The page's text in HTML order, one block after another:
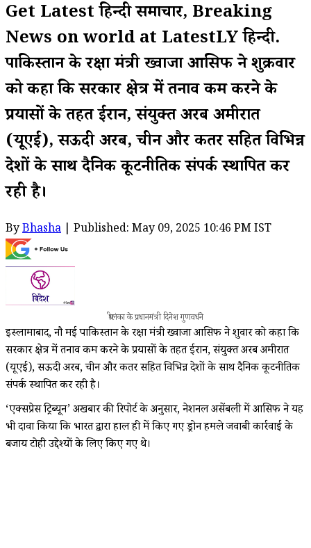
Get Latest हिन्दी समाचार, Breaking
News on world at LatestLY हिन्दी.
पाकिस्तान के रक्षा मंत्री ख्वाजा आसिफ ने शुक्रवार
को कहा कि सरकार क्षेत्र में तनाव कम करने के
प्रयासों के तहत ईरान, संयुक्त अरब अमीरात
(यूएई), सऊदी अरब, चीन और कतर सहित विभिन्न
देशों के साथ दैनिक कूटनीतिक संपर्क स्थापित कर
रही है।
ByBhasha | Published: May 09, 2025 10:46 PM IST
श्रीलंका के प्रधानमंत्री दिनेश गुणवर्धने
इस्लामाबाद, नौ मई पाकिस्तान के रक्षा मंत्री ख्वाजा आसिफ ने शुक्रवार को कहा कि
सरकार क्षेत्र में तनाव कम करने के प्रयासों के तहत ईरान, संयुक्त अरब अमीरात
(यूएई), सऊदी अरब, चीन और कतर सहित विभिन्न देशों के साथ दैनिक कूटनीतिक
संपर्क स्थापित कर रही है।
‘एक्सप्रेस ट्रिब्यून’ अखबार की रिपोर्ट के अनुसार, नेशनल असेंबली में आसिफ ने यह
भी दावा किया कि भारत द्वारा हाल ही में किए गए ड्रोन हमले जवाबी कार्रवाई के
बजाय टोही उद्देश्यों के लिए किए गए थे।